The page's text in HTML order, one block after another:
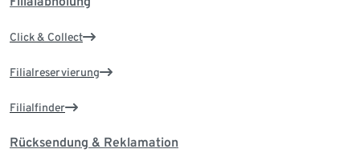
Click & Collect
Filialreservierung
Filialfinder
Rücksendung & Reklamation